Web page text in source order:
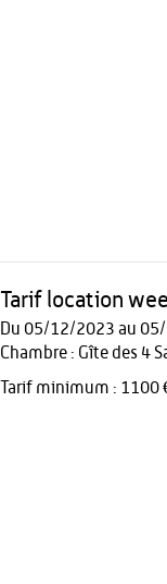
Tarif location
Du 05/12/2023 au
Chambre : Gîte des 4
Tarif minimum : 1100